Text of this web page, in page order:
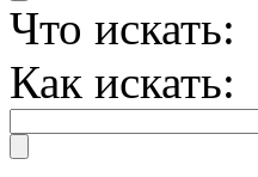
Что искать:
Как искать: